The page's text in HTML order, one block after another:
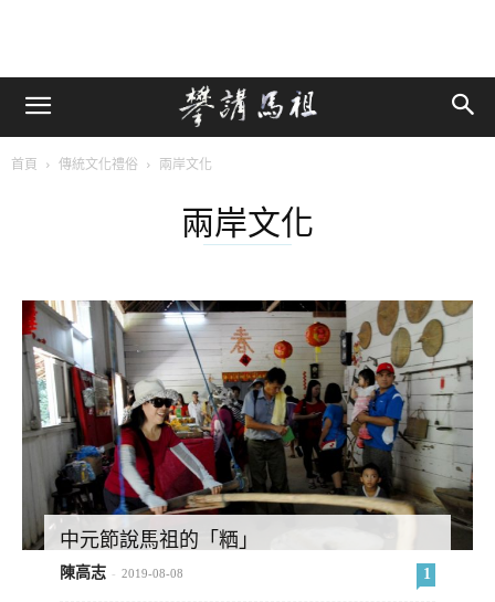
首頁 傳統文化禮俗 兩岸文化
兩岸文化
中元節說馬祖的「粞」
陳高志 - 2019-08-08 1